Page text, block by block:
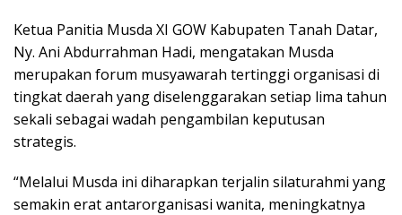
Ketua Panitia Musda XI GOW Kabupaten Tanah Datar,
Ny. Ani Abdurrahman Hadi, mengatakan Musda
merupakan forum musyawarah tertinggi organisasi di
tingkat daerah yang diselenggarakan setiap lima tahun
sekali sebagai wadah pengambilan keputusan
strategis.
“Melalui Musda ini diharapkan terjalin silaturahmi yang
semakin erat antarorganisasi wanita, meningkatnya